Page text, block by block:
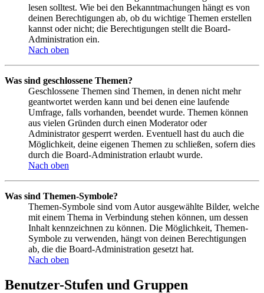
lesen solltest. Wie bei den Bekanntmachungen hängt es von
deinen Berechtigungen ab, ob du wichtige Themen erstellen
kannst oder nicht; die Berechtigungen stellt die Board-
Administration ein.
Nach oben
Was sind geschlossene Themen?
Geschlossene Themen sind Themen, in denen nicht mehr
geantwortet werden kann und bei denen eine laufende
Umfrage, falls vorhanden, beendet wurde. Themen können
aus vielen Gründen durch einen Moderator oder
Administrator gesperrt werden. Eventuell hast du auch die
Möglichkeit, deine eigenen Themen zu schließen, sofern dies
durch die Board-Administration erlaubt wurde.
Nach oben
Was sind Themen-Symbole?
Themen-Symbole sind vom Autor ausgewählte Bilder, welche
mit einem Thema in Verbindung stehen können, um dessen
Inhalt kennzeichnen zu können. Die Möglichkeit, Themen-
Symbole zu verwenden, hängt von deinen Berechtigungen
ab, die die Board-Administration gesetzt hat.
Nach oben
Benutzer-Stufen und Gruppen